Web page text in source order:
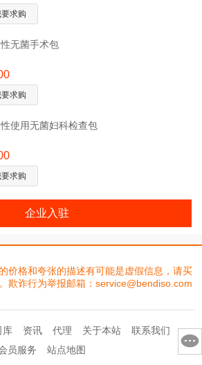
求购
无菌手术包
求购
使用无菌妇科检查包
求购
企业入驻
价格和夸张的描述有可能是虚假信息，请买
欺诈行为举报邮箱：service@bendiso.com
库 资讯 代理 关于本站
联系我们
员服务
站点地图